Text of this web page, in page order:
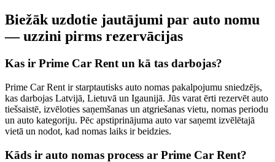
Biežāk uzdotie jautājumi par auto nomu
— uzzini pirms rezervācijas
Kas ir Prime Car Rent un kā tas darbojas?
Prime Car Rent ir starptautisks auto nomas pakalpojumu sniedzējs,
kas darbojas Latvijā, Lietuvā un Igaunijā. Jūs varat ērti rezervēt auto
tiešsaistē, izvēloties saņemšanas un atgriešanas vietu, nomas periodu
un auto kategoriju. Pēc apstiprinājuma auto var saņemt izvēlētajā
vietā un nodot, kad nomas laiks ir beidzies.
Kāds ir auto nomas process ar Prime Car Rent?